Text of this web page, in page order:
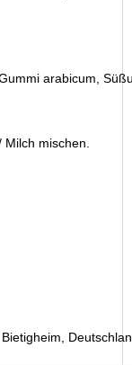
arabicum,
mischen.